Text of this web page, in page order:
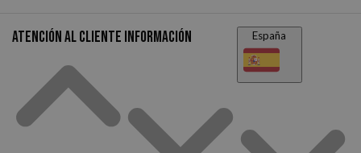
Atención al cliente Información España